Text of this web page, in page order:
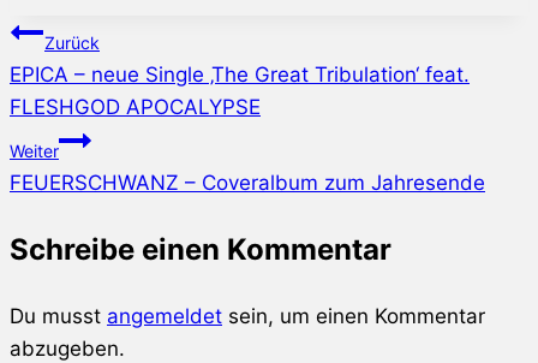
Beitragsnavigation
Zurück
EPICA – neue Single ‚The Great Tribulation‘ feat.
FLESHGOD APOCALYPSE
Weiter
FEUERSCHWANZ – Coveralbum zum Jahresende
Schreibe einen Kommentar
Du musst angemeldet sein, um einen Kommentar
abzugeben.